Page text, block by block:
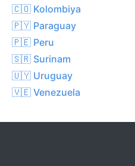
🇨🇴 Kolombiya
🇵🇾 Paraguay
🇵🇪 Peru
🇸🇷 Surinam
🇺🇾 Uruguay
🇻🇪 Venezuela